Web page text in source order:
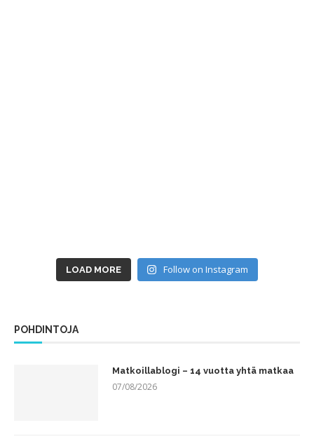
LOAD MORE Follow on Instagram
POHDINTOJA
Matkoillablogi – 14 vuotta yhtä matkaa
07/08/2026